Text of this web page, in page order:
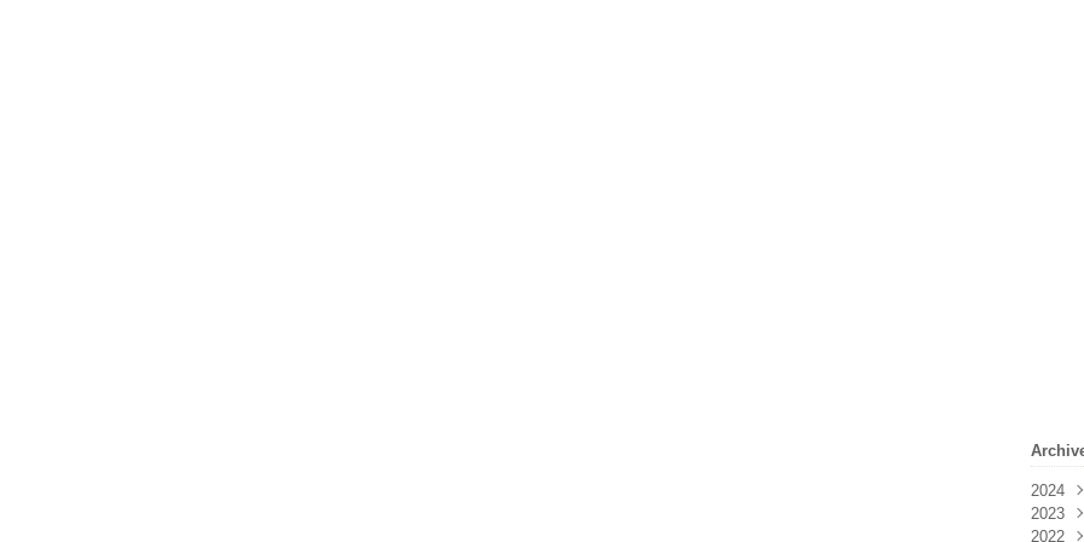
2024
2023
2022